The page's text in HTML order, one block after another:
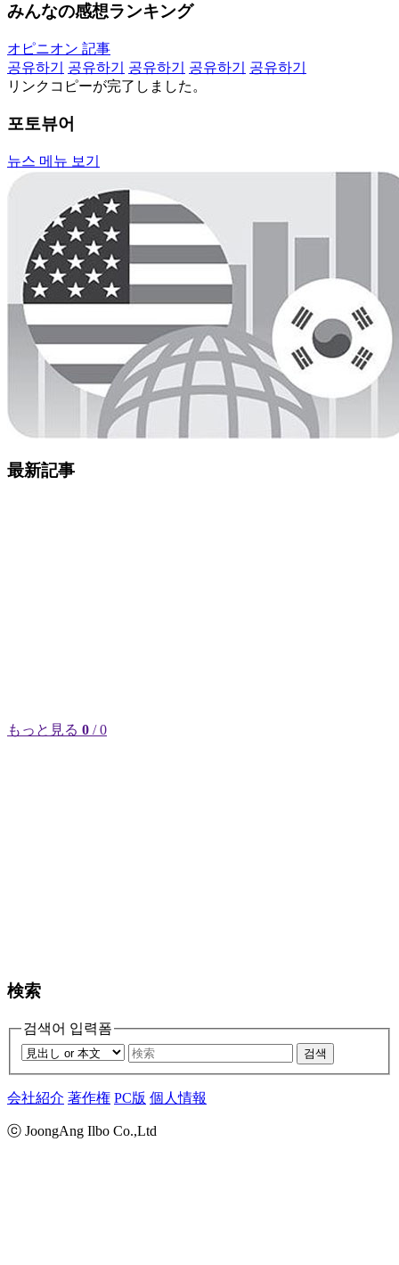
みんなの感想ランキング
オピニオン 記事
공유하기
공유하기 공유하기 공유하기
공유하기
リンクコピーが完了しました。
포토뷰어
뉴스 메뉴 보기
最新記事
もっと見る 0 / 0
検索
검색어 입력폼
검색
会社紹介 著作権 PC版 個人情報
ⓒ JoongAng Ilbo Co.,Ltd